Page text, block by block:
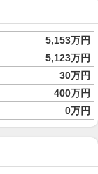
5,153万円
5,123万円
30万円
400万円
0万円